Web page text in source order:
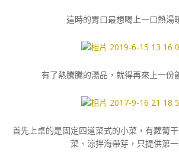
這時的胃口最想喝上一口熱湯
有了熱騰騰的湯品，就得再來上一份
首先上桌的是固定四道菜式的小菜，有蘿蔔
菜、涼拌海帶芽，只提供第一